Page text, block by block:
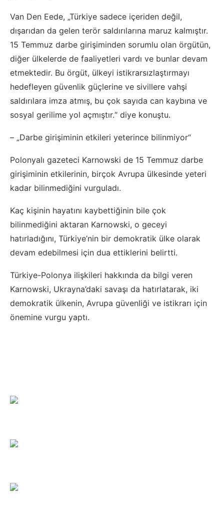
Van Den Eede, „Türkiye sadece içeriden değil,
dışarıdan da gelen terör saldırılarına maruz kalmıştır.
15 Temmuz darbe girişiminden sorumlu olan örgütün,
diğer ülkelerde de faaliyetleri vardı ve bunlar devam
etmektedir. Bu örgüt, ülkeyi istikrarsızlaştırmayı
hedefleyen güvenlik güçlerine ve sivillere vahşi
saldırılara imza atmış, bu çok sayıda can kaybına ve
sosyal gerilime yol açmıştır.“ diye konuştu.
– „Darbe girişiminin etkileri yeterince bilinmiyor“
Polonyalı gazeteci Karnowski de 15 Temmuz darbe
girişiminin etkilerinin, birçok Avrupa ülkesinde yeteri
kadar bilinmediğini vurguladı.
Kaç kişinin hayatını kaybettiğinin bile çok
bilinmediğini aktaran Karnowski, o geceyi
hatırladığını, Türkiye’nin bir demokratik ülke olarak
devam edebilmesi için dua ettiklerini belirtti.
Türkiye-Polonya ilişkileri hakkında da bilgi veren
Karnowski, Ukrayna’daki savaşı da hatırlatarak, iki
demokratik ülkenin, Avrupa güvenliği ve istikrarı için
önemine vurgu yaptı.